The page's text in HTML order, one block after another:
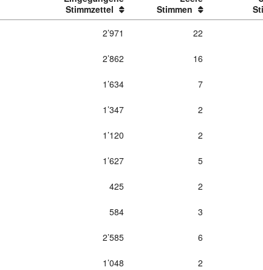
Stimmzettel
Stimmen
2’971 22
2’862 16
1’634 7
1’347 2
1’120 2
1’627 5
425 2
584 3
2’585 6
1’048 2